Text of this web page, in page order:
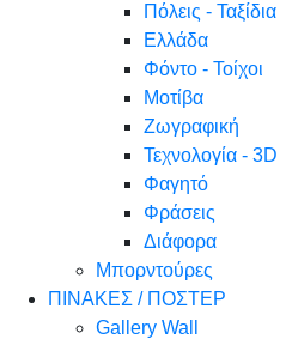
Πόλεις - Ταξίδια
Ελλάδα
Φόντο - Τοίχοι
Μοτίβα
Ζωγραφική
Τεχνολογία - 3D
Φαγητό
Φράσεις
Διάφορα
Μπορντούρες
ΠΙΝΑΚΕΣ / ΠΟΣΤΕΡ
Gallery Wall